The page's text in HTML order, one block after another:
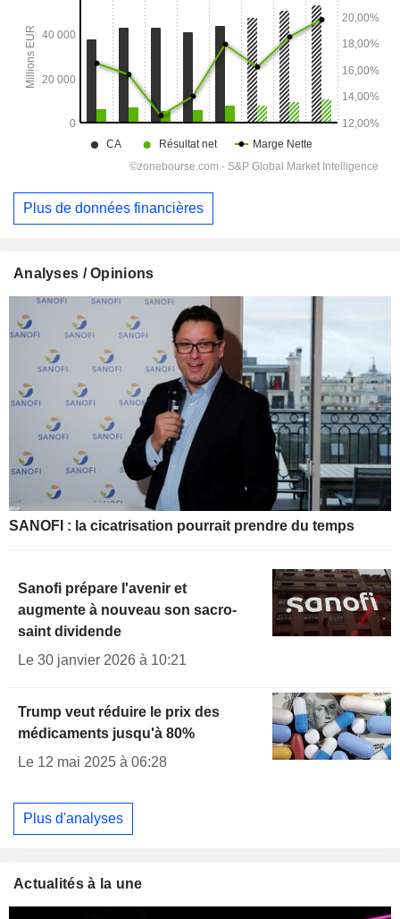
Plus de données financières
Analyses / Opinions
SANOFI : la cicatrisation pourrait prendre du temps
Sanofi prépare l'avenir et
augmente à nouveau son sacro-
saint dividende
Le 30 janvier 2026 à 10:21
Trump veut réduire le prix des
médicaments jusqu'à 80%
Le 12 mai 2025 à 06:28
Plus d'analyses
Actualités à la une